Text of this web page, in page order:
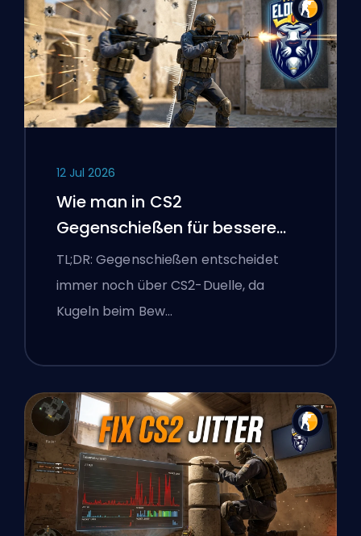
12 Jul 2026
Wie man in CS2
Gegenschießen für bessere
Genauigkeit
TL;DR: Gegenschießen entscheidet
immer noch über CS2-Duelle, da
Kugeln beim Bew…